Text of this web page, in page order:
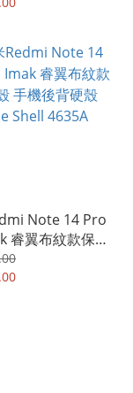
Note 14 Pro
睿翼布紋款保護
背硬殼Case